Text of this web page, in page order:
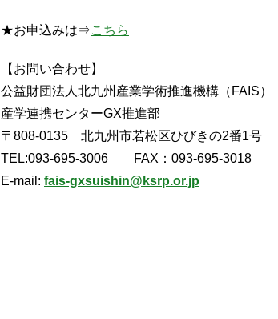
★お申込みは⇒こちら
【お問い合わせ】
公益財団法人北九州産業学術推進機構（FAIS）
産学連携センターGX推進部
〒808-0135 北九州市若松区ひびきの2番1号
TEL:093-695-3006 FAX：093-695-3018
E-mail: fais-gxsuishin@ksrp.or.jp